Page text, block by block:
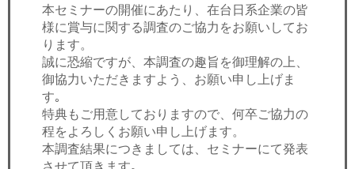
本セミナーの開催にあたり、在台日系企業の皆
様に賞与に関する調査のご協力をお願いしてお
ります。
誠に恐縮ですが、本調査の趣旨を御理解の上、
御協力いただきますよう、お願い申し上げま
す｡
特典もご用意しておりますので、何卒ご協力の
程をよろしくお願い申し上げます。
本調査結果につきましては、セミナーにて発表
させて頂きます｡